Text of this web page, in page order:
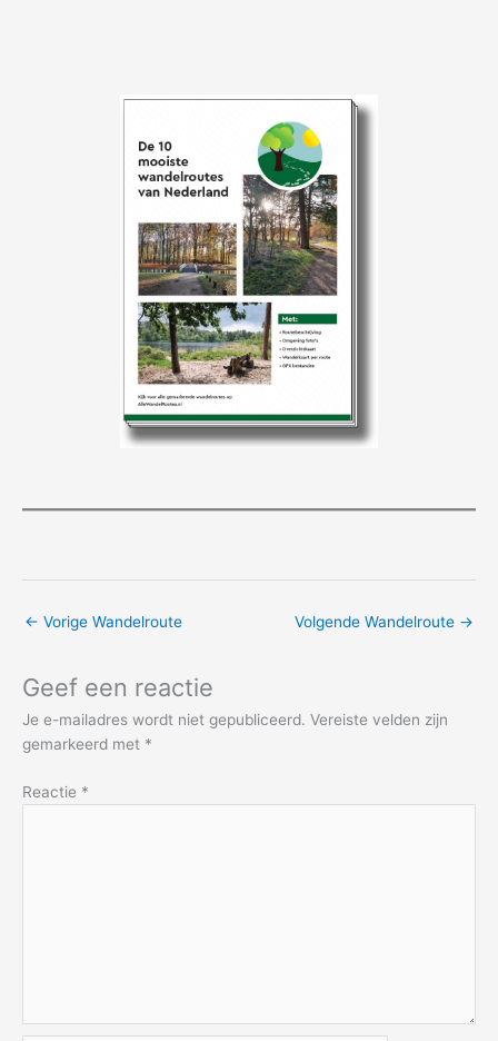
← Vorige Wandelroute Volgende Wandelroute →
Geef een reactie
Je e-mailadres wordt niet gepubliceerd. Vereiste velden zijn
gemarkeerd met *
Reactie *